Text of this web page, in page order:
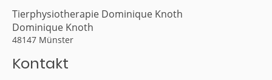
Tierphysiotherapie Dominique Knoth
Dominique Knoth
48147 Münster
Kontakt